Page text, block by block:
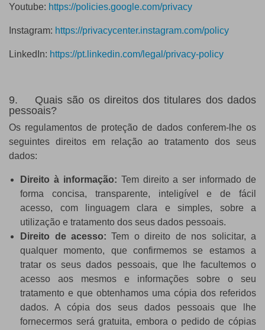
Youtube: https://policies.google.com/privacy
Instagram: https://privacycenter.instagram.com/policy
LinkedIn: https://pt.linkedin.com/legal/privacy-policy
9. Quais são os direitos dos titulares dos dados
pessoais?
Os regulamentos de proteção de dados conferem-lhe os
seguintes direitos em relação ao tratamento dos seus
dados:
Direito à informação: Tem direito a ser informado de
forma concisa, transparente, inteligível e de fácil
acesso, com linguagem clara e simples, sobre a
utilização e tratamento dos seus dados pessoais.
Direito de acesso: Tem o direito de nos solicitar, a
qualquer momento, que confirmemos se estamos a
tratar os seus dados pessoais, que lhe facultemos o
acesso aos mesmos e informações sobre o seu
tratamento e que obtenhamos uma cópia dos referidos
dados. A cópia dos seus dados pessoais que lhe
fornecermos será gratuita, embora o pedido de cópias